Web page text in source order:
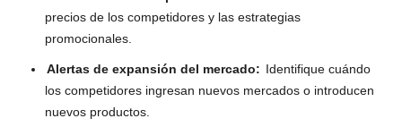
precios de los competidores y las estrategias
promocionales.
Alertas de expansión del mercado: Identifique cuándo
los competidores ingresan nuevos mercados o introducen
nuevos productos.